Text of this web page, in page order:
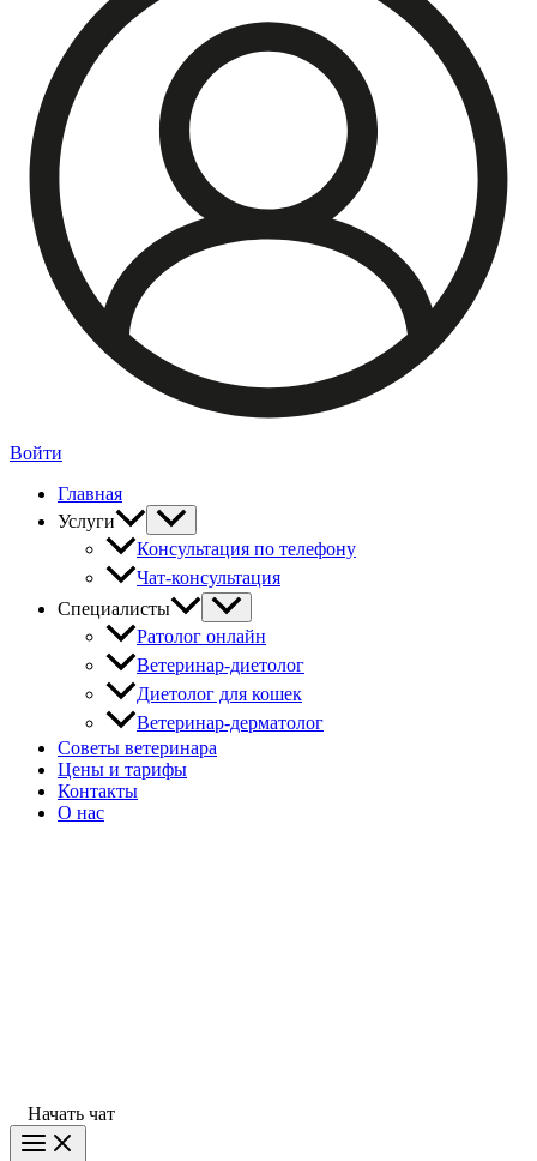
Войти
Главная
Услуги
Консультация по телефону
Чат-консультация
Специалисты
Ратолог онлайн
Ветеринар-диетолог
Диетолог для кошек
Ветеринар-дерматолог
Советы ветеринара
Цены и тарифы
Контакты
О нас
Начать чат